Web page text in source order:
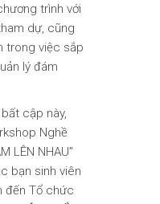
trình với
dự, cũng
trong việc sắp
lý đám
cập này,
Nghề
LÊN NHAU”
bạn sinh viên
đến Tổ chức